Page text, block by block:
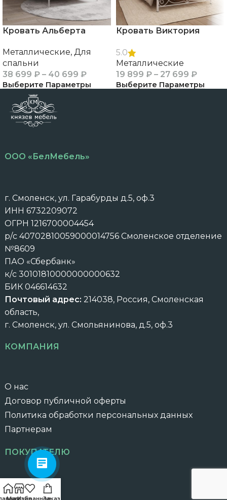
Кровать Альберта
Металлические, Для
спальни
38 699 ₽ – 40 699 ₽
Выберите Параметры
Кровать Виктория
5.0
Металлические
19 899 ₽ – 27 699 ₽
Выберите Параметры
ООО «БелМебель»
г. Смоленск, ул. Гарабурды д.5, оф.3
ИНН 6732209072
ОГРН 1216700004454
р/с 40702810059000014756 Смоленское отделение
№8609
ПАО «Сбербанк»
к/с 30101810000000000632
БИК 046614632
Почтовый адрес: 214038, Россия, Смоленская
область,
г. Смоленск, ул. Смольянинова, д.5, оф.3
КОМПАНИЯ
О нас
Договор публичной оферты
Политика обработки персональных данных
Партнерам
ПОКУПАТЕЛЮ
Оплата
Магазин
ИзбранноеЗаказ